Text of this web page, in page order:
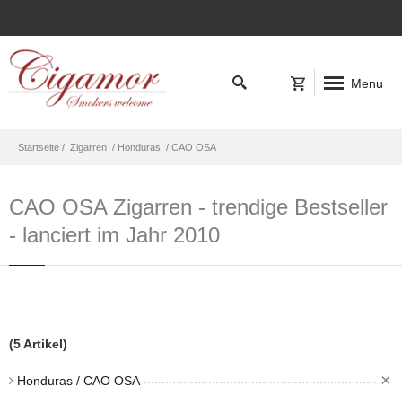
Menu
Startseite / Zigarren / Honduras / CAO OSA
CAO OSA Zigarren - trendige Bestseller
- lanciert im Jahr 2010
(5 Artikel)
Honduras / CAO OSA ×